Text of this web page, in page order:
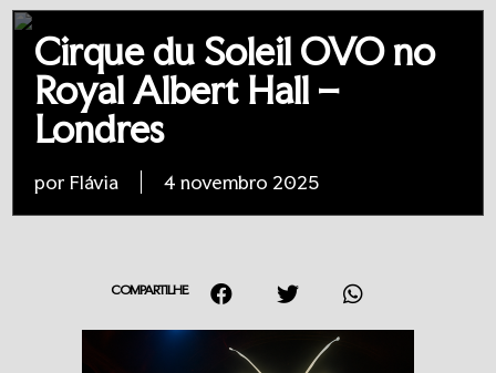
Cirque du Soleil OVO no
Royal Albert Hall –
Londres
por Flávia 4 novembro 2025
COMPARTILHE